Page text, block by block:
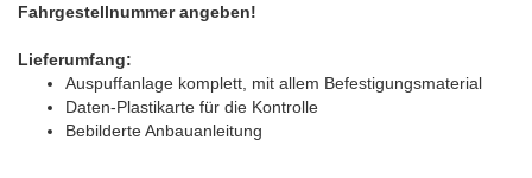
Fahrgestellnummer angeben!
Lieferumfang:
Auspuffanlage komplett, mit allem Befestigungsmaterial
Daten-Plastikarte für die Kontrolle
Bebilderte Anbauanleitung